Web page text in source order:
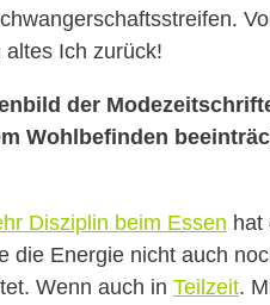
Ich zurück!
der
Wohlbefinden
Disziplin beim Essen hat
die Energie nicht auch
Wenn auch in Teilzeit.